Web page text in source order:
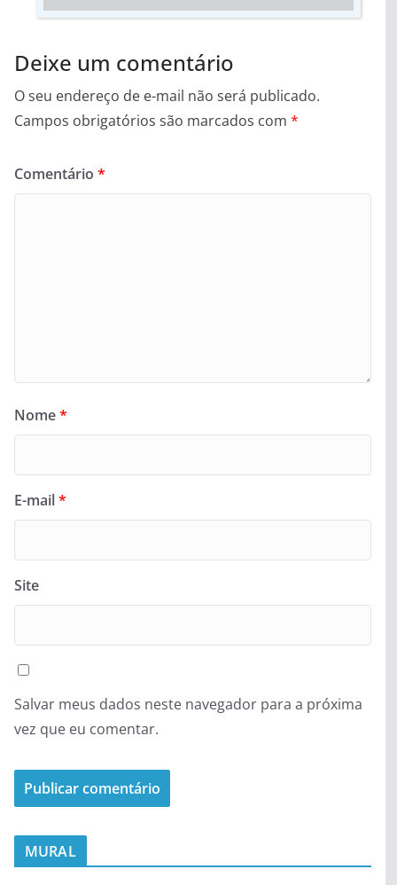
Deixe um comentário
O seu endereço de e-mail não será publicado.
Campos obrigatórios são marcados com *
Comentário *
Nome*
E-mail*
Site
Salvar meus dados neste navegador para a próxima
vez que eu comentar.
MURAL